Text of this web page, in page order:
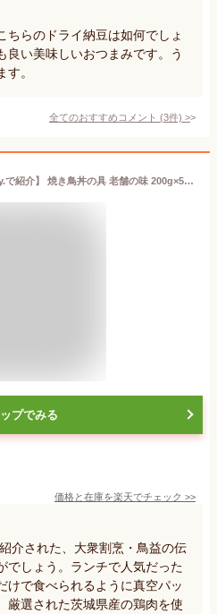
ちらのドライ納豆は如何でしょ
良い美味しいおつまみです。う
。
全てのおすすめコメント (3件) >
【送料無料】【news every.で紹介】 焼き鳥丼の具 老舗の味 200g×5パックセット 丼ぶり 鶏肉 焼き鳥 もも 茨城県産 焼鳥 やきとり 焼き鳥セット おうち居酒屋 おつまみ 温めるだけ 冷凍食品 冷凍惣菜 美味しい 簡単調理 湯せん 一人暮らし 湯煎 国産 ご飯のおかず 鳥益
プでみる
価格と在庫を楽天でチェック >>
介された、大衆割烹・鳥益の伝
でしょう。ランチで人気だった
けで食べられるように真空パッ
厳選された茨城県産の鶏肉を使